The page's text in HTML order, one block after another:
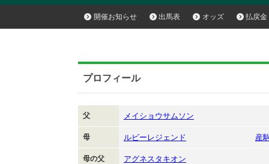
開催お知らせ 出馬表 オッズ 払戻金
プロフィール
父 メイショウサムソン
母 ルビーレジェンド 産
母の父 アグネスタキオン